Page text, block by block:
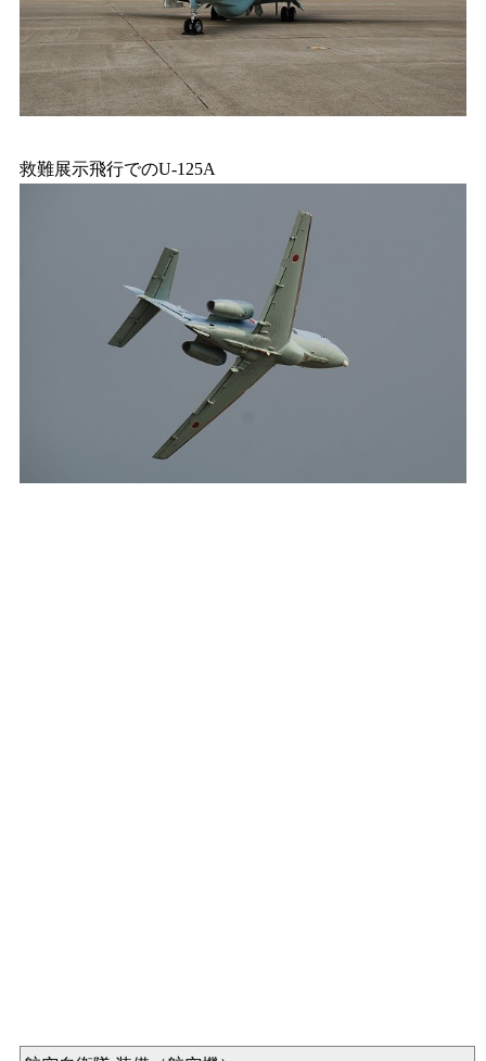
救難展示飛行でのU-125A